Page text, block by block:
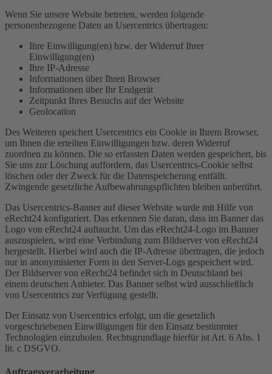
Wenn Sie unsere Website betreten, werden folgende
personenbezogene Daten an Usercentrics übertragen:
Ihre Einwilligung(en) bzw. der Widerruf Ihrer
Einwilligung(en)
Ihre IP-Adresse
Informationen über Ihren Browser
Informationen über Ihr Endgerät
Zeitpunkt Ihres Besuchs auf der Website
Geolocation
Des Weiteren speichert Usercentrics ein Cookie in Ihrem Browser,
um Ihnen die erteilten Einwilligungen bzw. deren Widerruf
zuordnen zu können. Die so erfassten Daten werden gespeichert, bis
Sie uns zur Löschung auffordern, das Usercentrics-Cookie selbst
löschen oder der Zweck für die Datenspeicherung entfällt.
Zwingende gesetzliche Aufbewahrungspflichten bleiben unberührt.
Das Usercentrics-Banner auf dieser Website wurde mit Hilfe von
eRecht24 konfiguriert. Das erkennen Sie daran, dass im Banner das
Logo von eRecht24 auftaucht. Um das eRecht24-Logo im Banner
auszuspielen, wird eine Verbindung zum Bildserver von eRecht24
hergestellt. Hierbei wird auch die IP-Adresse übertragen, die jedoch
nur in anonymisierter Form in den Server-Logs gespeichert wird.
Der Bildserver von eRecht24 befindet sich in Deutschland bei
einem deutschen Anbieter. Das Banner selbst wird ausschließlich
von Usercentrics zur Verfügung gestellt.
Der Einsatz von Usercentrics erfolgt, um die gesetzlich
vorgeschriebenen Einwilligungen für den Einsatz bestimmter
Technologien einzuholen. Rechtsgrundlage hierfür ist Art. 6 Abs. 1
lit. c DSGVO.